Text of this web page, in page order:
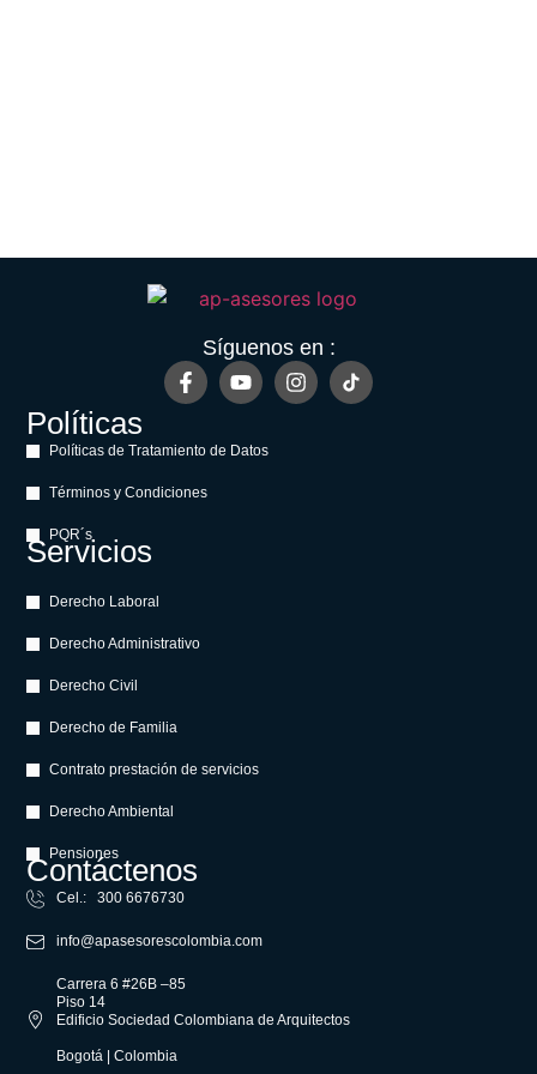
Síguenos en :
Políticas
Políticas de Tratamiento de Datos
Términos y Condiciones
PQR´s
Servicios
Derecho Laboral
Derecho Administrativo
Derecho Civil
Derecho de Familia
Contrato prestación de servicios
Derecho Ambiental
Pensiones
Contáctenos
Cel.: 300 6676730
info@apasesorescolombia.com
Carrera 6 #26B –85
Piso 14
Edificio Sociedad Colombiana de Arquitectos
Bogotá | Colombia